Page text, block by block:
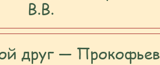
В.В.
друг —